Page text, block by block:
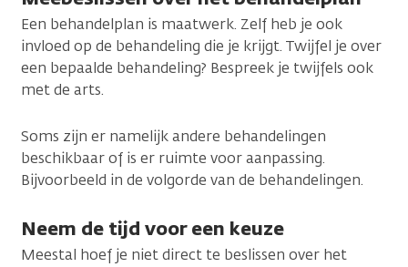
Een behandelplan is maatwerk. Zelf heb je ook
invloed op de behandeling die je krijgt. Twijfel je over
een bepaalde behandeling? Bespreek je twijfels ook
met de arts.
Soms zijn er namelijk andere behandelingen
beschikbaar of is er ruimte voor aanpassing.
Bijvoorbeeld in de volgorde van de behandelingen.
Neem de tijd voor een keuze
Meestal hoef je niet direct te beslissen over het